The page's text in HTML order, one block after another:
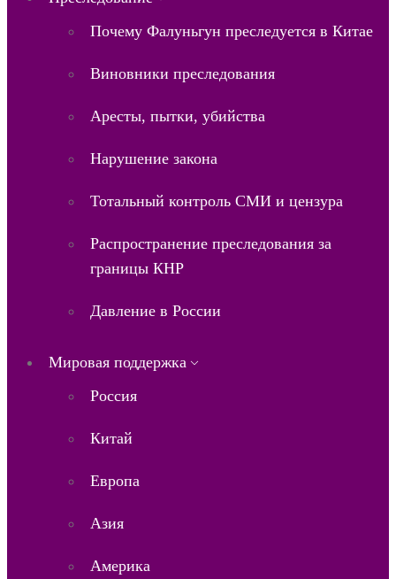
Почему Фалуньгун преследуется в Китае
Виновники преследования
Аресты, пытки, убийства
Нарушение закона
Тотальный контроль СМИ и цензура
Распространение преследования за
границы КНР
Давление в России
Мировая поддержка
Россия
Китай
Европа
Азия
Америка